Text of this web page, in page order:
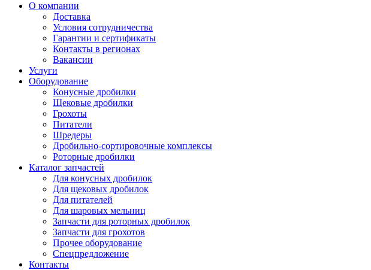
О компании
Доставка
Условия сотрудничества
Гарантии и сертификаты
Контакты в регионах
Вакансии
Услуги
Оборудование
Конусные дробилки
Щековые дробилки
Грохоты
Питатели
Шредеры
Дробильно-сортировочные комплексы
Роторные дробилки
Каталог запчастей
Для конусных дробилок
Для щековых дробилок
Для питателей
Для шаровых мельниц
Запчасти для роторных дробилок
Запчасти для грохотов
Прочее оборудование
Спецпредложение
Контакты